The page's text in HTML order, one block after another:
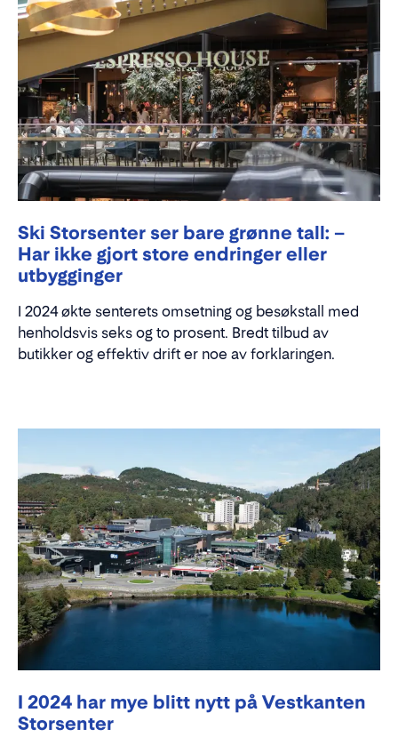
Ski Storsenter ser bare grønne tall: –
Har ikke gjort store endringer eller
utbygginger
I 2024 økte senterets omsetning og besøkstall med
henholdsvis seks og to prosent. Bredt tilbud av
butikker og effektiv drift er noe av forklaringen.
I 2024 har mye blitt nytt på Vestkanten
Storsenter